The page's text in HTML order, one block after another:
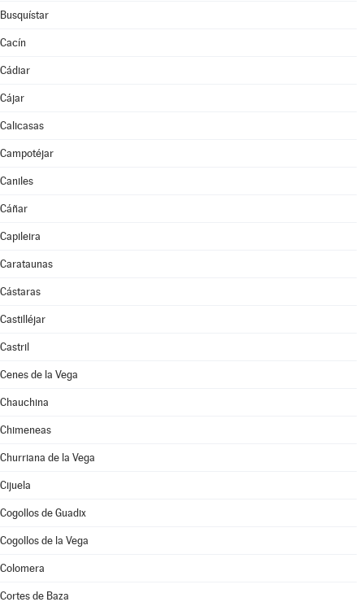
Busquístar
Cacín
Cádiar
Cájar
Calicasas
Campotéjar
Caniles
Cáñar
Capileira
Carataunas
Cástaras
Castilléjar
Castril
Cenes de la Vega
Chauchina
Chimeneas
Churriana de la Vega
Cijuela
Cogollos de Guadix
Cogollos de la Vega
Colomera
Cortes de Baza